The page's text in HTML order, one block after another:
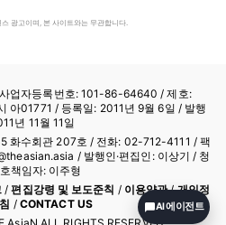
광고이며, 본 사이트와는 무관합니다.
사업자등록번호: 101-86-64640 / 제호:
아01771 / 등록일: 2011년 9월 6일 / 발행
년 11월 11일
화수회관 207호 / 전화: 02-712-4111 / 팩
/ 발행인·편집인: 이상기 / 청
책임자: 이주형
/편집강령 및 보도준칙 / 이용약관/개인정
/ CONTACT US
AI 에이전트